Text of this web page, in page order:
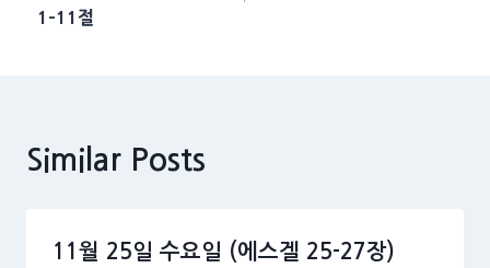
1-11절
Similar Posts
11월 25일 수요일 (에스겔 25-27장)